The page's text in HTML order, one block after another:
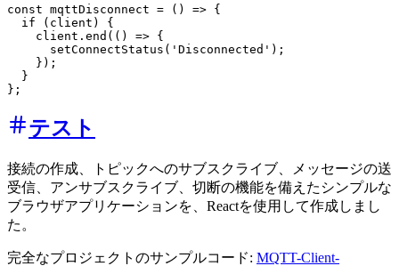
const mqttDisconnect = () => {
if (client) {
client.end(() => {
setConnectStatus('Disconnected');
});
  }
テスト
接続の作成、トピックへのサブスクライブ、メッセージの送
受信、アンサブスクライブ、切断の機能を備えたシンプルな
ブラウザアプリケーションを、Reactを使用して作成しまし
た。
完全なプロジェクトのサンプルコード: MQTT-Client-